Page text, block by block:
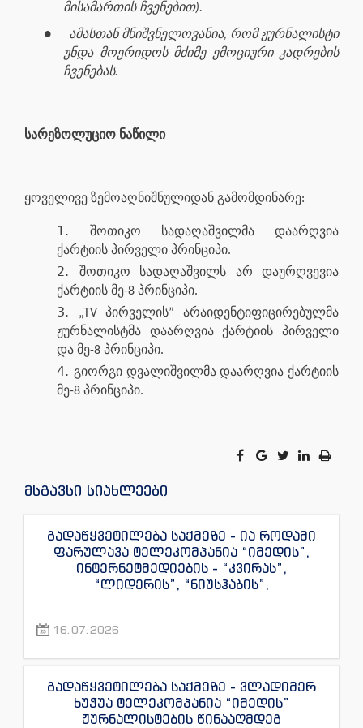
მისამართის ჩვენებით).
●
ამასთან მნიშვნელოვანია, რომ ჟურნალისტი
უნდა მოერიდოს მძიმე ემოციური კადრების
ჩვენებას.
სარეზოლუციო ნაწილი
ყოველივე ზემოაღნიშნულიდან გამომდინარე:
შოთიკო სადაღაშვილმა დაარღვია
ქარტიის პირველი პრინციპი.
შოთიკო სადაღაშვილს არ დაურღვევია
ქარტიის მე-8 პრინციპი.
„TV პირველის” არაიდენტიფიცირებულმა
ჟურნალისტმა დაარღვია ქარტიის პირველი
და მე-8 პრინციპი.
გიორგი დვალიშვილმა დაარღვია ქარტიის
მე-8 პრინციპი.
მსგავსი სიახლეები
გადაწყვეტილება საქმეზე - ია როდამი
ფარულავა ტელეკომპანია “იმედის”,
ინტერნეტმედიების - “კვირას”,
“ლიდერის”, “ნიუსჰაბის”,
“ექსკლუზივტივის” ჟურნალისტების
16.07.2026
გადაწყვეტილება საქმეზე - ვლადიმერ
ხუჭუა ტელეკომპანია “იმედის”
ჟურნალისტების წინააღმდეგ